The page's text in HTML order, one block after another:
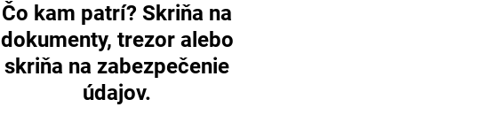
Čo kam patrí? Skriňa na
dokumenty, trezor alebo
skriňa na zabezpečenie
údajov.